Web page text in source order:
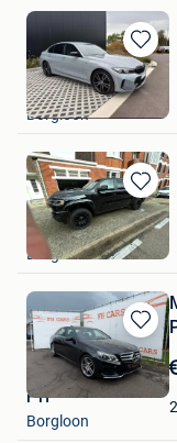
Bewaren
in
Mijn
Rajvir
Borgloon
Bewaren
in
Mijn
Bk
Borgloon
Bewaren
in
Mijn
F H
Borgloon